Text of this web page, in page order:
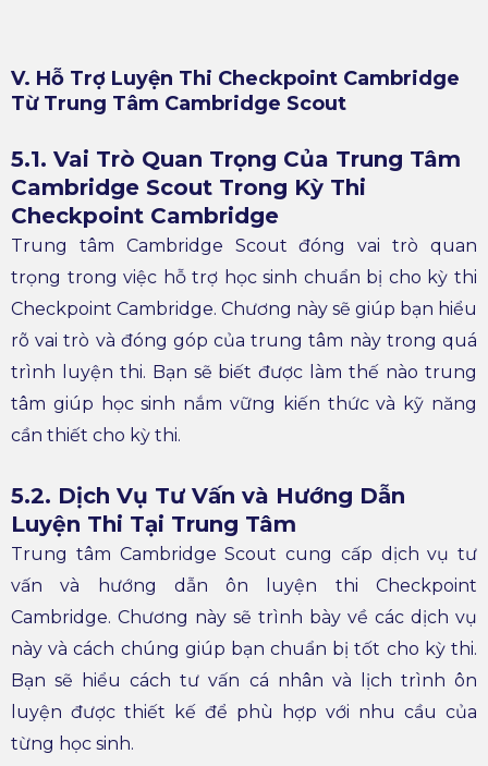
V. Hỗ Trợ Luyện Thi Checkpoint Cambridge
Từ Trung Tâm Cambridge Scout
5.1. Vai Trò Quan Trọng Của Trung Tâm
Cambridge Scout Trong Kỳ Thi
Checkpoint Cambridge
Trung tâm Cambridge Scout đóng vai trò quan
trọng trong việc hỗ trợ học sinh chuẩn bị cho kỳ thi
Checkpoint Cambridge. Chương này sẽ giúp bạn hiểu
rõ vai trò và đóng góp của trung tâm này trong quá
trình luyện thi. Bạn sẽ biết được làm thế nào trung
tâm giúp học sinh nắm vững kiến thức và kỹ năng
cần thiết cho kỳ thi.
5.2. Dịch Vụ Tư Vấn và Hướng Dẫn
Luyện Thi Tại Trung Tâm
Trung tâm Cambridge Scout cung cấp dịch vụ tư
vấn và hướng dẫn ôn luyện thi Checkpoint
Cambridge. Chương này sẽ trình bày về các dịch vụ
này và cách chúng giúp bạn chuẩn bị tốt cho kỳ thi.
Bạn sẽ hiểu cách tư vấn cá nhân và lịch trình ôn
luyện được thiết kế để phù hợp với nhu cầu của
từng học sinh.